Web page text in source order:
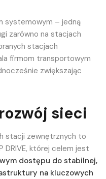
systemowym – jedną
zarówno na stacjach
stacjach
firmom transportowym
zwiększając
sieci
stacji zewnętrznych to
DRIVE, której celem jest
dostępu do stabilnej,
na kluczowych